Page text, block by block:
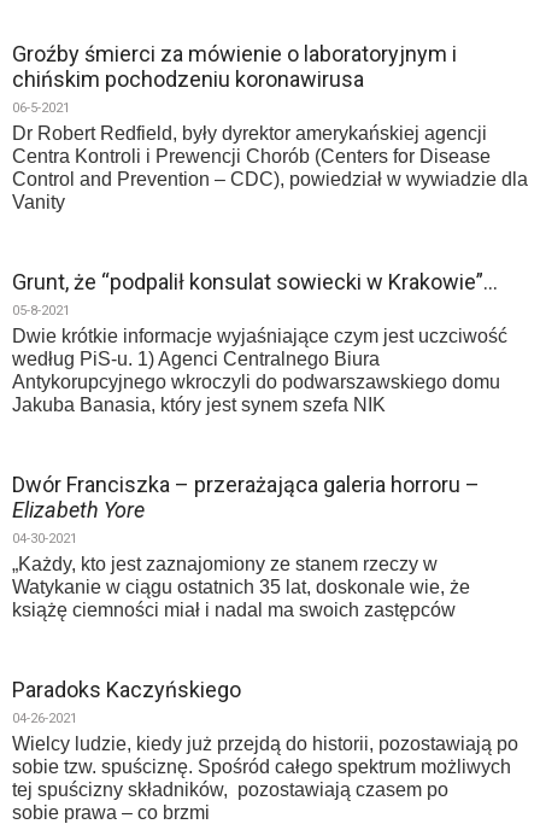
Groźby śmierci za mówienie o laboratoryjnym i
chińskim pochodzeniu koronawirusa
06-5-2021
Dr Robert Redfield, były dyrektor amerykańskiej agencji
Centra Kontroli i Prewencji Chorób (Centers for Disease
Control and Prevention – CDC), powiedział w wywiadzie dla
Vanity
Grunt, że “podpalił konsulat sowiecki w Krakowie”…
05-8-2021
Dwie krótkie informacje wyjaśniające czym jest uczciwość
według PiS-u. 1) Agenci Centralnego Biura
Antykorupcyjnego wkroczyli do podwarszawskiego domu
Jakuba Banasia, który jest synem szefa NIK
Dwór Franciszka – przerażająca galeria horroru –
Elizabeth Yore
04-30-2021
„Każdy, kto jest zaznajomiony ze stanem rzeczy w
Watykanie w ciągu ostatnich 35 lat, doskonale wie, że
książę ciemności miał i nadal ma swoich zastępców
Paradoks Kaczyńskiego
04-26-2021
Wielcy ludzie, kiedy już przejdą do historii, pozostawiają po
sobie tzw. spuściznę. Spośród całego spektrum możliwych
tej spuścizny składników, pozostawiają czasem po
sobie prawa – co brzmi